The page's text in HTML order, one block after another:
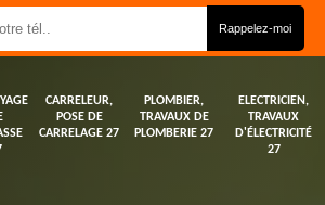
CARRELEUR,
POSE DE
CARRELAGE 27
PLOMBIER,
TRAVAUX DE
PLOMBERIE 27
ELECTRICIEN,
TRAVAUX
D'ÉLECTRICITÉ
27